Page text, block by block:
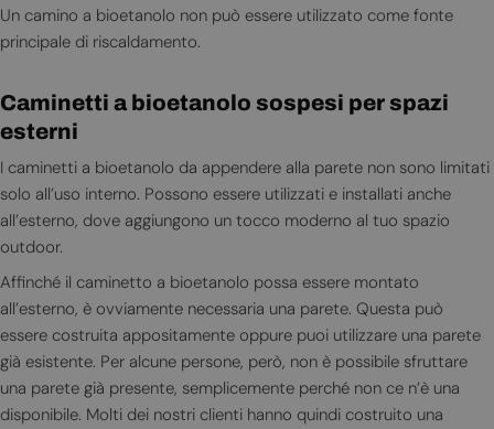
Un camino a bioetanolo non può essere utilizzato come fonte
principale di riscaldamento.
Caminetti a bioetanolo sospesi per spazi
esterni
I caminetti a bioetanolo da appendere alla parete non sono limitati
solo all’uso interno. Possono essere utilizzati e installati anche
all’esterno, dove aggiungono un tocco moderno al tuo spazio
outdoor.
Affinché il caminetto a bioetanolo possa essere montato
all’esterno, è ovviamente necessaria una parete. Questa può
essere costruita appositamente oppure puoi utilizzare una parete
già esistente. Per alcune persone, però, non è possibile sfruttare
una parete già presente, semplicemente perché non ce n’è una
disponibile. Molti dei nostri clienti hanno quindi costruito una